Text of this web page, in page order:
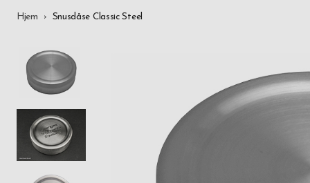
Hjem Snusdåse Classic Steel